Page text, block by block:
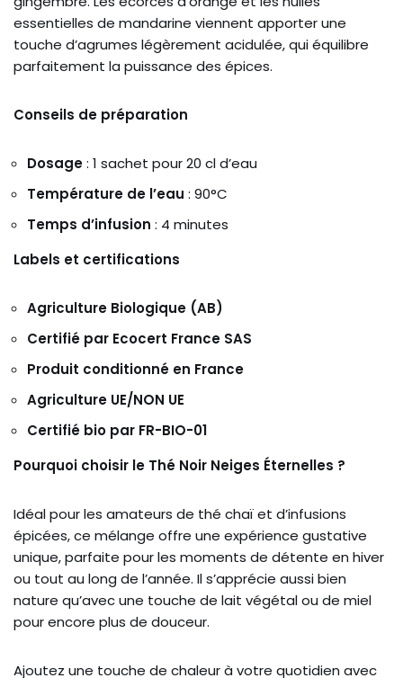
essentielles de mandarine viennent apporter une
touche d’agrumes légèrement acidulée, qui équilibre
parfaitement la puissance des épices.
Conseils de préparation
Dosage: 1 sachet pour 20 cl d’eau
Température de l’eau : 90°C
Temps d’infusion : 4 minutes
Labels et certifications
Agriculture Biologique (AB)
Certifié par Ecocert France SAS
Produit conditionné en France
Agriculture UE/NON UE
Certifié bio par FR-BIO-01
Pourquoi choisir le Thé Noir Neiges Éternelles ?
Idéal pour les amateurs de thé chaï et d’infusions
épicées, ce mélange offre une expérience gustative
unique, parfaite pour les moments de détente en hiver
ou tout au long de l’année. Il s’apprécie aussi bien
nature qu’avec une touche de lait végétal ou de miel
pour encore plus de douceur.
Ajoutez une touche de chaleur à votre quotidien avec